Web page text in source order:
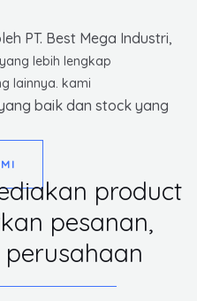
PT. Best Mega Industri,
lebih lengkap
lainnya. kami
baik dan stock yang
product
pesanan,